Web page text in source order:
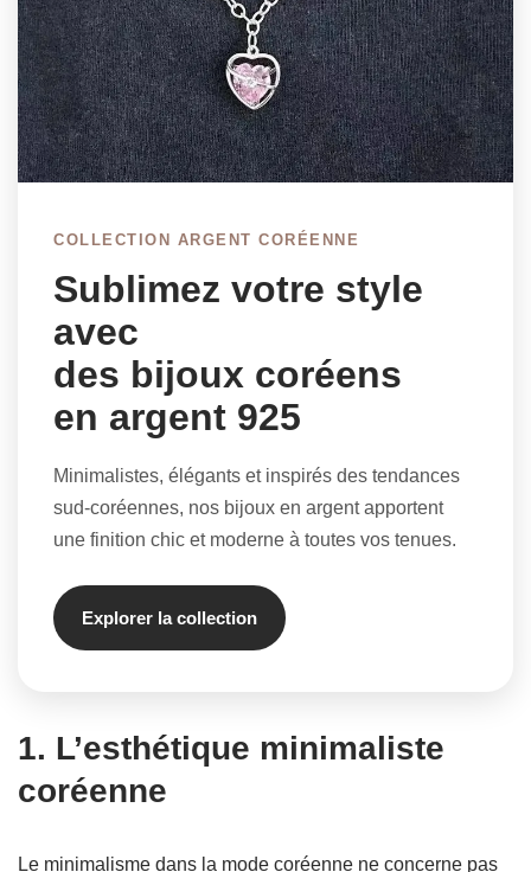
COLLECTION ARGENT CORÉENNE
Sublimez votre style
avec
des bijoux coréens
en argent 925
Minimalistes, élégants et inspirés des tendances
sud-coréennes, nos bijoux en argent apportent
une finition chic et moderne à toutes vos tenues.
Explorer la collection
1. L’esthétique minimaliste
coréenne
Le minimalisme dans la mode coréenne ne concerne pas